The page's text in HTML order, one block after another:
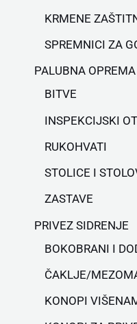
KRMENE
SPREMNICI ZA
PALUBNA OPREMA
BITVE
INSPEKCIJSKI
RUKOHVATI
STOLICE I
ZASTAVE
PRIVEZ SIDRENJE
BOKOBRANI I
ČAKLJE/
KONOPI